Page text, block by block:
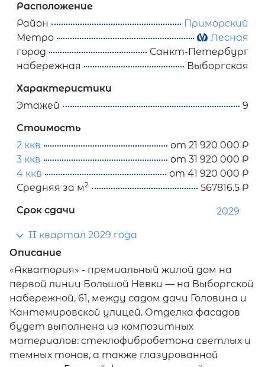
Расположение
Район
Приморский
Метро
Лесная
город
Санкт-Петербург
набережная
Выборгская
Характеристики
Этажей
9
Стоимость
2 ккв
от 21 920 000 Р
3 ккв
от 31 920 000 Р
4 ккв
от 41 920 000 Р
Средняя за м2
567816.5 Р
Срок сдачи
2029
II квартал 2029 года
Описание
«Акватория» - премиальный жилой дом на
первой линии Большой Невки — на Выборгской
набережной, 61, между садом дачи Головина и
Кантемировской улицей. Отделка фасадов
будет выполнена из композитных
материалов: стеклофибробетона светлых и
темных тонов, а также глазурованной